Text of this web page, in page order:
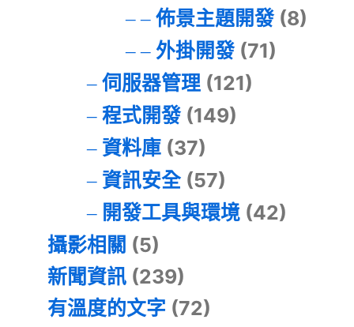
佈景主題開發(8)
外掛開發(71)
伺服器管理(121)
程式開發(149)
資料庫(37)
資訊安全(57)
開發工具與環境(42)
攝影相關 (5)
新聞資訊 (239)
有溫度的文字 (72)